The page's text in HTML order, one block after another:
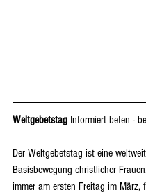
Weltgebetstag Informiert beten -
Der Weltgebetstag ist eine
Basisbewegung christlicher
immer am ersten Freitag im März,